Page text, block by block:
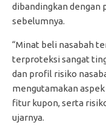
dibandingkan dengan
sebelumnya.
“Minat beli nasabah
terproteksi sangat
dan profil risiko
mengutamakan
fitur kupon, serta
ujarnya.